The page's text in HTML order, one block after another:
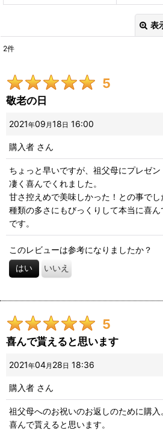
表
期間:
画像 :
星の数 :
並び順:
2件
5
敬老の日
2021年09 月18日 16:00
購入者 さん
ちょっと早いですが、祖父母にプレゼン
凄く喜んでくれました。
甘さ控えめで美味しかった！との事でし
種類の多さにもびっくりして本当に喜
です。
このレビューは参考になりましたか？
はい いいえ
5
喜んで貰えると思います
2021年04月 28日 18:36
購入者 さん
祖父母へのお祝いのお返しのために購
喜んで貰えると思います。